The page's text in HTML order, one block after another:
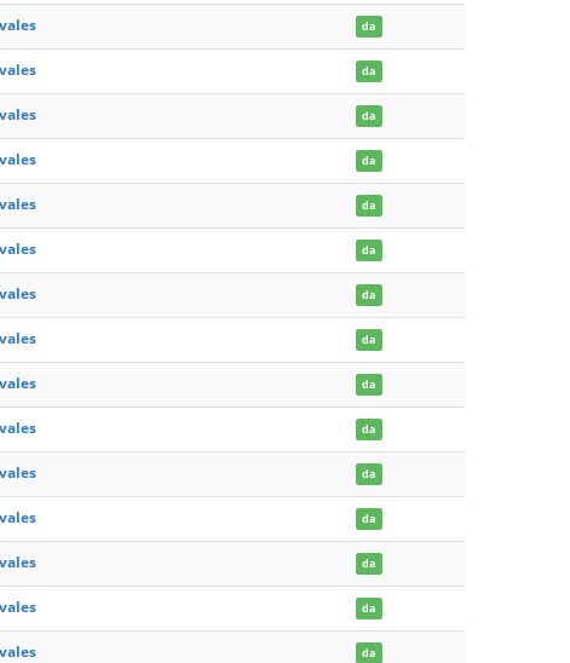
da
da
da
da
da
da
da
da
da
da
da
da
da
da
da